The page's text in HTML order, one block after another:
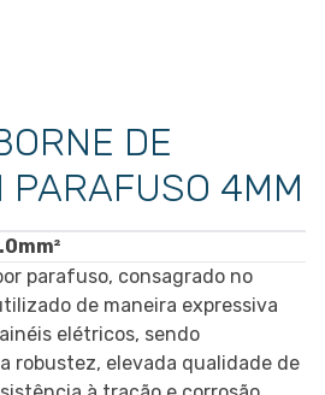
DE
PARAFUSO 4MM
parafuso, consagrado no
de maneira expressiva
elétricos, sendo
robustez, elevada qualidade de